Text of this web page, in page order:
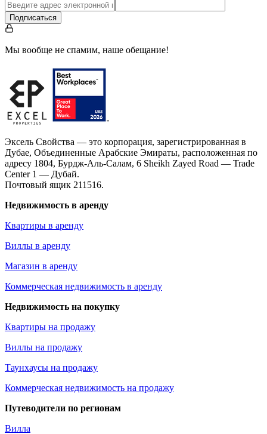
Подписаться
Мы вообще не спамим, наше обещание!
Эксель Свойства — это корпорация, зарегистрированная в
Дубае, Объединенные Арабские Эмираты, расположенная по
адресу 1804, Бурдж-Аль-Салам, 6 Sheikh Zayed Road — Trade
Center 1 — Дубай.
Почтовый ящик 211516.
Недвижимость в аренду
Квартиры в аренду
Виллы в аренду
Магазин в аренду
Коммерческая недвижимость в аренду
Недвижимость на покупку
Квартиры на продажу
Виллы на продажу
Таунхаусы на продажу
Коммерческая недвижимость на продажу
Путеводители по регионам
Вилла